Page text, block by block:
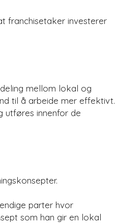
franchisetaker investerer
mellom lokal og
til å arbeide mer effektivt.
utføres innenfor de
parter hvor
som han gir en lokal